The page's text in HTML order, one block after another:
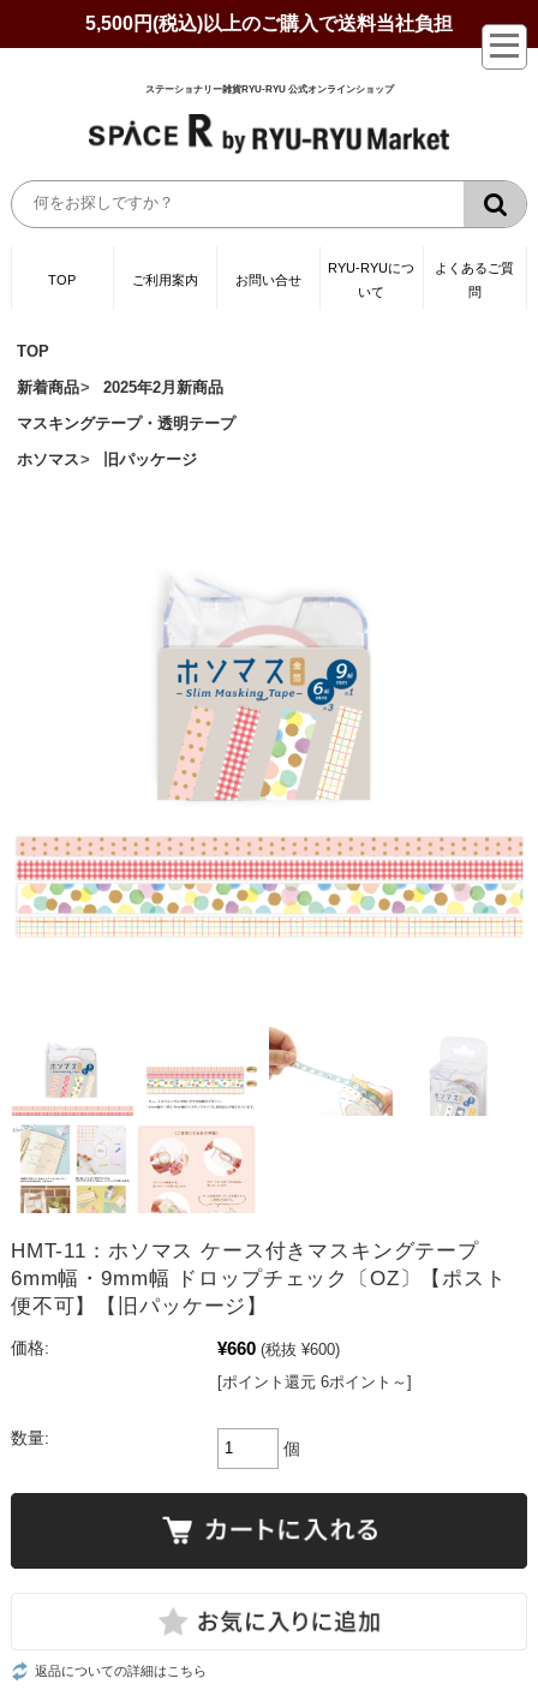
5,500円(税込)以上のご購入で送料当社負担
ステーショナリー雑貨RYU-RYU 公式オンラインショップ
TOP ご利用案内 お問い合せ
RYU-RYUにつ
いて
よくあるご質
問
TOP
新着商品
2025年2月新商品
マスキングテープ・透明テープ
ホソマス
旧パッケージ
HMT-11：ホソマス ケース付きマスキングテープ
6mm幅・9mm幅 ドロップチェック〔OZ〕【ポスト
便不可】【旧パッケージ】
価格: ¥660 (税抜 ¥600)
[ポイント還元 6ポイント～]
数量:
個
返品についての詳細はこちら